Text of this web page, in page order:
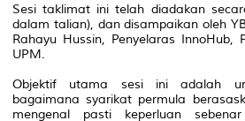
Sesi taklimat ini telah diadakan
dalam talian), dan disampaikan oleh
Rahayu Hussin, Penyelaras InnoHub,
UPM.
Objektif utama sesi ini adalah
bagaimana syarikat permula
mengenal pasti keperluan